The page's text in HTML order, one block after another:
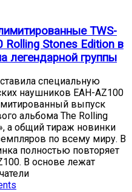
TWS-
Rolling Stones Edition в
легендарной группы
специальную
наушников EAH-AZ100
выпуск
альбома The Rolling
а общий тираж новинки
по всему миру. В
полностью повторяет
В основе лежат